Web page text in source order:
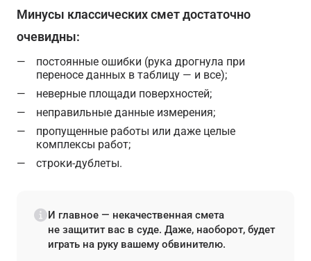
Минусы классических смет достаточно
очевидны:
постоянные ошибки (рука дрогнула при
переносе данных в таблицу — и все);
неверные площади поверхностей;
неправильные данные измерения;
пропущенные работы или даже целые
комплексы работ;
строки-дублеты.
И главное — некачественная смета
не защитит вас в суде. Даже, наоборот, будет
играть на руку вашему обвинителю.